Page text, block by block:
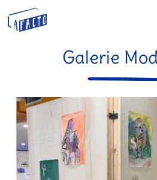
Galerie